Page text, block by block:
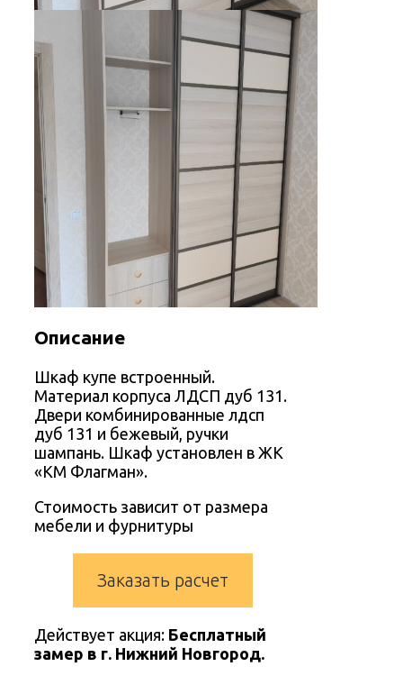
Описание
Шкаф купе встроенный.
Материал корпуса ЛДСП дуб 131.
Двери комбинированные лдсп
дуб 131 и бежевый, ручки
шампань. Шкаф установлен в ЖК
«КМ Флагман».
Стоимость зависит от размера
мебели и фурнитуры
Заказать расчет
Действует акция: Бесплатный
замер в г. Нижний Новгород.